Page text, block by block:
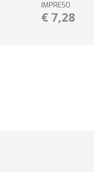
IMPRESO
€ 7,28